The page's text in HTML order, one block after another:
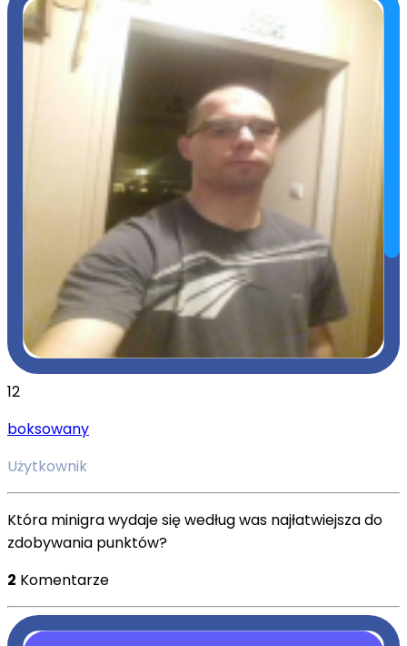
12
boksowany
Użytkownik
Która minigra wydaje się według was najłatwiejsza do
zdobywania punktów?
2 Komentarze